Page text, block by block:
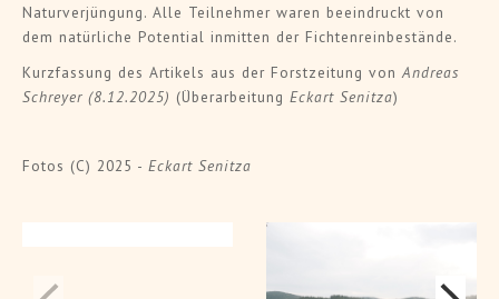
Naturverjüngung. Alle Teilnehmer waren beeindruckt von
dem natürliche Potential inmitten der Fichtenreinbestände.
Kurzfassung des Artikels aus der Forstzeitung von Andreas
Schreyer (8.12.2025) (Überarbeitung Eckart Senitza)
Fotos (C) 2025 - Eckart Senitza